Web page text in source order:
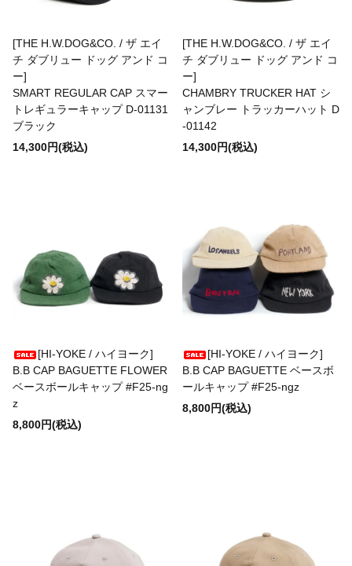
[THE H.W.DOG&CO. / ザ エイ
チ ダブリュー ドッグ アンド コ
ー]
SMART REGULAR CAP スマー
トレギュラーキャップ D-01131
ブラック
14,300円(税込)
[THE H.W.DOG&CO. / ザ エイ
チ ダブリュー ドッグ アンド コ
ー]
CHAMBRY TRUCKER HAT シ
ャンブレー トラッカーハット D
-01142
14,300円(税込)
[HI-YOKE / ハイヨーク]
B.B CAP BAGUETTE FLOWER
ベースボールキャップ #F25-ng
z
8,800円(税込)
[HI-YOKE / ハイヨーク]
B.B CAP BAGUETTE ベースボ
ールキャップ #F25-ngz
8,800円(税込)
benine 9
BERJAC
BUZZ RICKSON'S
caocao watch
CHRISTOPHER BROWN